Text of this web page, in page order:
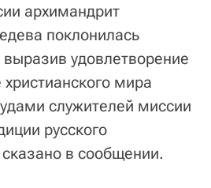
архимандрит
поклонилась
удовлетворение
мира
служителей миссии
русского
в сообщении.